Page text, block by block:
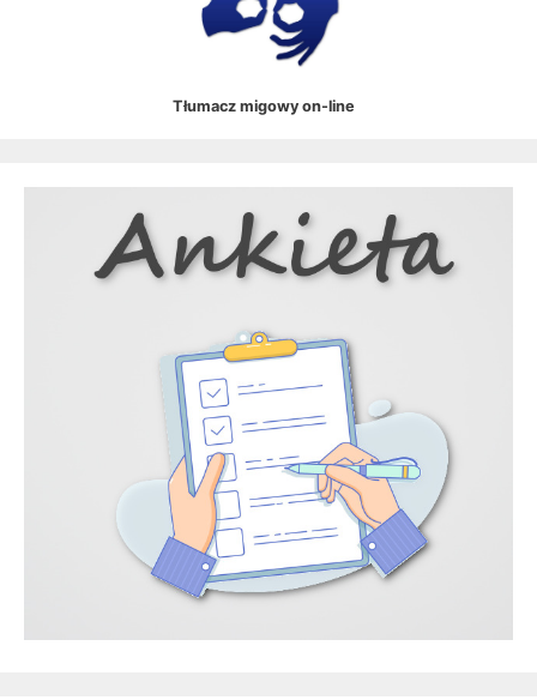
Tłumacz migowy on-line